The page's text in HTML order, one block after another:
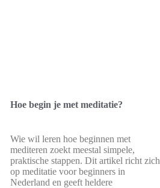
Hoe begin je met meditatie?
Wie wil leren hoe beginnen met
mediteren zoekt meestal simpele,
praktische stappen. Dit artikel richt zich
op meditatie voor beginners in
Nederland en geeft heldere